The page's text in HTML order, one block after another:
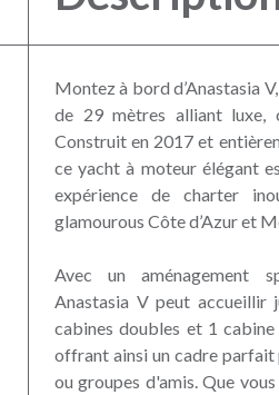
Montez à bord d’Anastasia
de 29 mètres alliant luxe,
Construit en 2017 et
ce yacht à moteur élégant
expérience de charter
glamourous Côte d’Azur et
Avec un aménagement
Anastasia V peut accueillir
cabines doubles et 1
offrant ainsi un cadre parfait
ou groupes d'amis. Que